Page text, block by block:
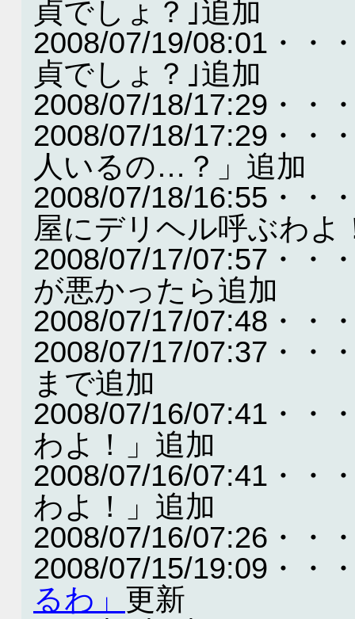
貞でしょ？｣追加
2008/07/19/08:01・・
貞でしょ？｣追加
2008/07/18/17:29・・
2008/07/18/17:29・・
人いるの…？」追加
2008/07/18/16:55・・
屋にデリヘル呼ぶわよ
2008/07/17/07:57・・
が悪かったら追加
2008/07/17/07:48・・
2008/07/17/07:37・・
まで追加
2008/07/16/07:41・・
わよ！」追加
2008/07/16/07:41・・
わよ！」追加
2008/07/16/07:26・・
2008/07/15/19:09・・
るわ」 更新